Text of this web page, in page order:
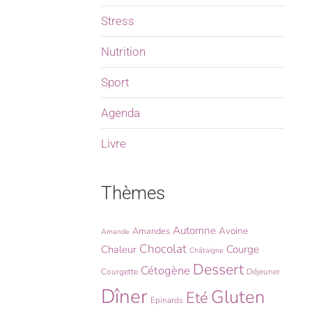
Stress
Nutrition
Sport
Agenda
Livre
Thèmes
Amande Amandes Automne Avoine
Chaleur Chocolat Châtaigne Courge
Courgette Cétogène Dessert Déjeuner
Dîner Epinards Eté Gluten